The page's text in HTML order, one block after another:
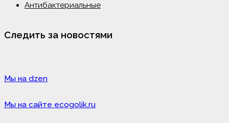
Антибактериальные
Следить за новостями
Мы на dzen
Мы на сайте ecogolik.ru